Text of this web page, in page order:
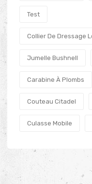
Test
Collier De Dressage
Jumelle Bushnell
Carabine À Plombs
Couteau Citadel
Culasse Mobile